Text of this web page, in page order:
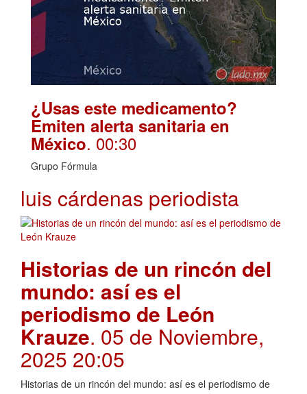
¿Usas este medicamento?
Emiten alerta sanitaria en
México. 00:30
Grupo Fórmula
luis cárdenas periodista
Historias de un rincón del
mundo: así es el
periodismo de León
Krauze. 05 de Noviembre,
2025 20:05
Historias de un rincón del mundo: así es el periodismo de